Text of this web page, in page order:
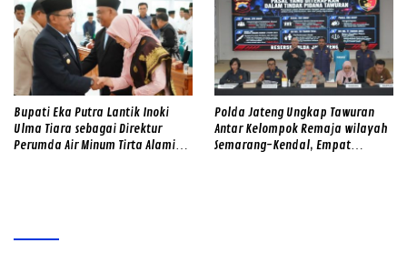
Bupati Eka Putra Lantik Inoki
Ulma Tiara sebagai Direktur
Perumda Air Minum Tirta Alami
Polda Jateng Ungkap Tawuran
Antar Kelompok Remaja wilayah
Semarang-Kendal, Empat